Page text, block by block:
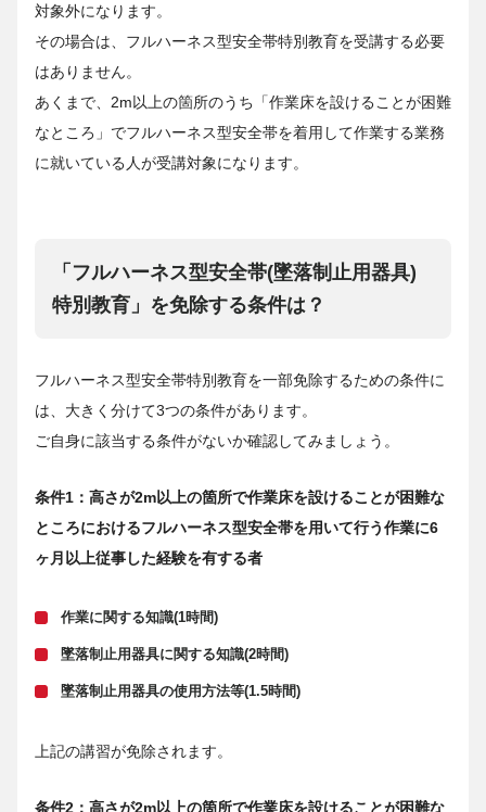
対象外になります。
その場合は、フルハーネス型安全帯特別教育を受講する必要
はありません。
あくまで、2m以上の箇所のうち「作業床を設けることが困難
なところ」でフルハーネス型安全帯を着用して作業する業務
に就いている人が受講対象になります。
「フルハーネス型安全帯(墜落制止用器具)
特別教育」を免除する条件は？
フルハーネス型安全帯特別教育を一部免除するための条件に
は、大きく分けて3つの条件があります。
ご自身に該当する条件がないか確認してみましょう。
条件1：高さが2m以上の箇所で作業床を設けることが困難な
ところにおけるフルハーネス型安全帯を用いて行う作業に6
ヶ月以上従事した経験を有する者
作業に関する知識(1時間)
墜落制止用器具に関する知識(2時間)
墜落制止用器具の使用方法等(1.5時間)
上記の講習が免除されます。
条件2： 高さが2m以上の箇所で作業床を設けることが困難な